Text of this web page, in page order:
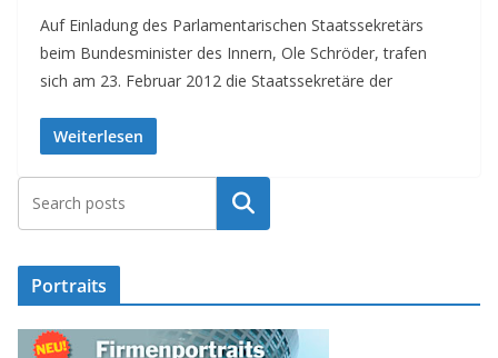
Auf Einladung des Parlamentarischen Staatssekretärs
beim Bundesminister des Innern, Ole Schröder, trafen
sich am 23. Februar 2012 die Staatssekretäre der
Weiterlesen
Suchen
Portraits